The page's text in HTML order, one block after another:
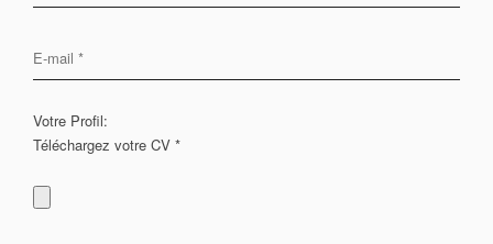
Votre Profil:
Téléchargez votre CV *